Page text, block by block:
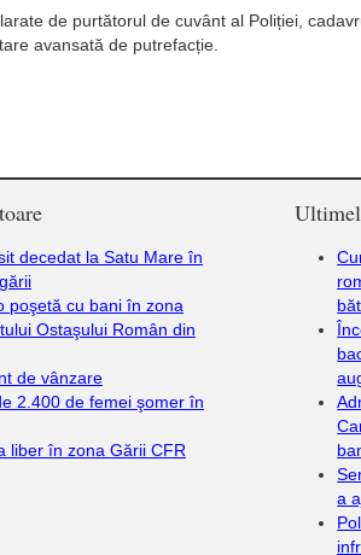
de purtătorul de cuvânt al Poliției,
avansată de putrefacție.
decedat la Satu Mare în
poşetă cu bani în zona
Ostaşului Român din
de vânzare
2.400 de femei şomer în
liber în zona Gării CFR
a